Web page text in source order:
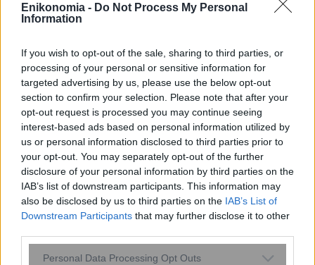
Enikonomia - Do Not Process My Personal
Information
If you wish to opt-out of the sale, sharing to third parties, or
processing of your personal or sensitive information for
targeted advertising by us, please use the below opt-out
section to confirm your selection. Please note that after your
opt-out request is processed you may continue seeing
interest-based ads based on personal information utilized by
us or personal information disclosed to third parties prior to
your opt-out. You may separately opt-out of the further
disclosure of your personal information by third parties on the
IAB’s list of downstream participants. This information may
also be disclosed by us to third parties on the IAB’s List of
Downstream Participants that may further disclose it to other
Please note that this website/app uses one or more Google
Personal Data Processing Opt Outs
12 λεπτά πριν
Επενδύσεις: «Ένεση» 4,4 δισ. ευρώ για
την στήριξη της βιομηχανίας και της
μεταποίησης– Ποιες...
11 ώρες πριν
Λαϊκή αγορά: Πού κυμαίνονται οι τιμές
σε φρούτα και σε λαχανικά
12 ώρες πριν
ΟΠΕΚΑ: Αύριο η δεύτερη καταβολή του
ειδικού βοηθήματος – Ποιους αφορά